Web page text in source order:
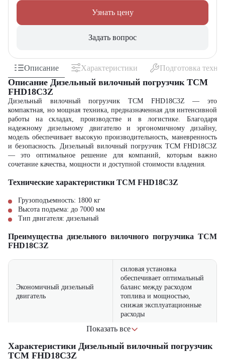
Узнать цену
Задать вопрос
Описание Характеристики Подготовка
Описание Дизельный вилочный погрузчик TCM
FHD18C3Z
Дизельный вилочный погрузчик TCM FHD18C3Z — это
компактная, но мощная техника, предназначенная для интенсивной
работы на складах, производстве и в логистике. Благодаря
надежному дизельному двигателю и эргономичному дизайну,
модель обеспечивает высокую производительность, маневренность
и безопасность. Дизельный вилочный погрузчик TCM FHD18C3Z
— это оптимальное решение для компаний, которым важно
сочетание качества, мощности и доступной стоимости владения.
Технические характеристики TCM FHD18C3Z
Грузоподъемность: 1800 кг
Высота подъема: до 7000 мм
Тип двигателя: дизельный
Преимущества дизельного вилочного погрузчика TCM
FHD18C3Z
Экономичный дизельный
двигатель
силовая установка
обеспечивает оптимальный
баланс между расходом
топлива и мощностью,
снижая эксплуатационные
расходы
Простота технического
обслуживания
все ключевые узлы доступны
для быстрой диагностики и
ремонта, что сокращает
Показать все
Характеристики Дизельный вилочный погрузчик
TCM FHD18C3Z